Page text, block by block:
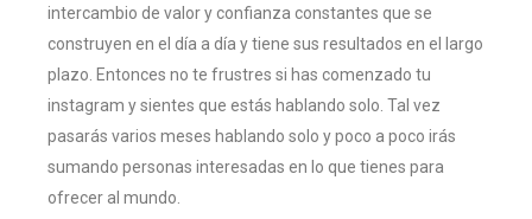
intercambio de valor y confianza constantes que se
construyen en el día a día y tiene sus resultados en el largo
plazo. Entonces no te frustres si has comenzado tu
instagram y sientes que estás hablando solo. Tal vez
pasarás varios meses hablando solo y poco a poco irás
sumando personas interesadas en lo que tienes para
ofrecer al mundo.